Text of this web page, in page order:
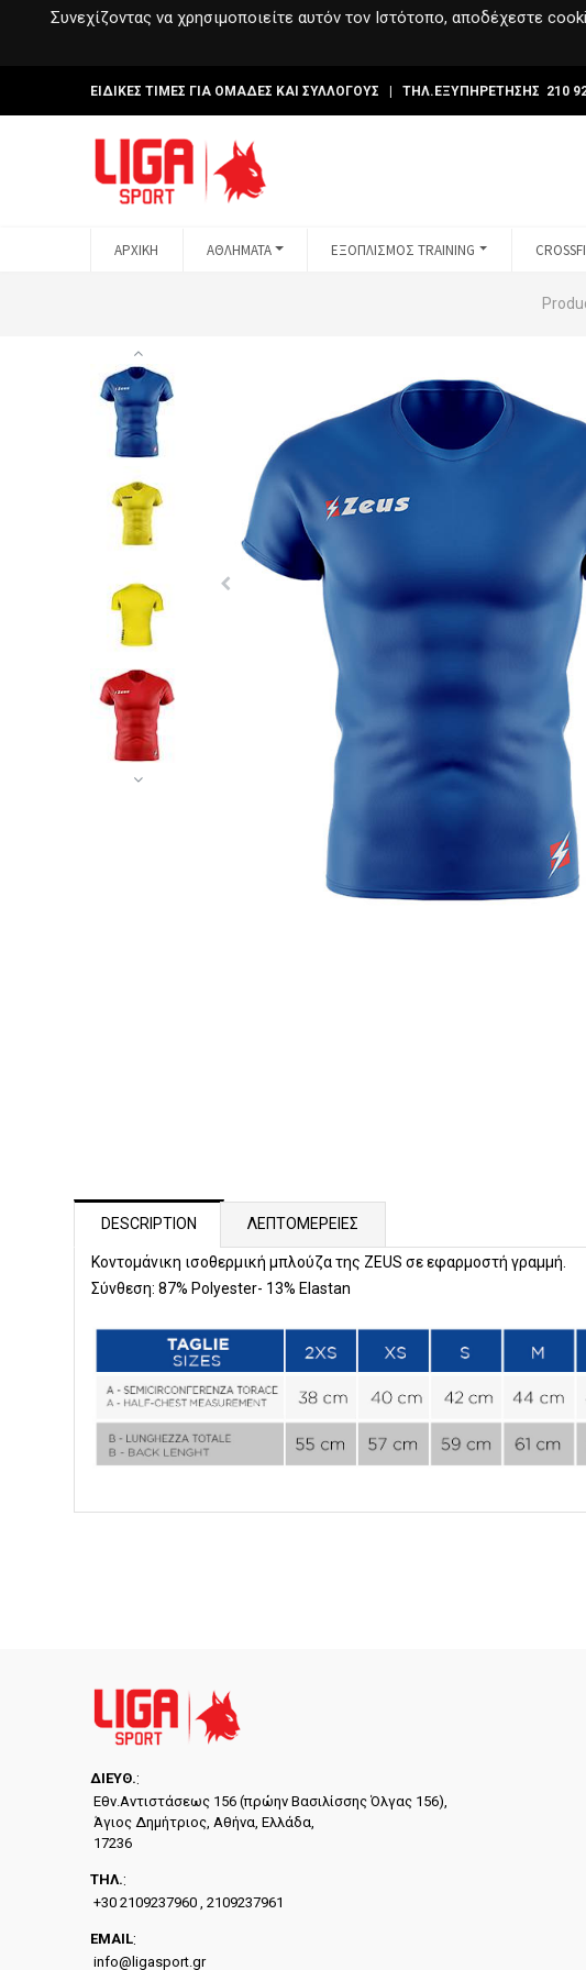
Συνεχίζοντας να χρησιμοποιείτε αυτόν τον Ιστότοπο, αποδέχεστε
ΕΙΔΙΚΕΣ ΤΙΜΕΣ ΓΙΑ ΟΜΑΔΕΣ ΚΑΙ ΣΥΛΛΟΓΟΥΣ | ΤΗΛ.ΕΞΥΠΗΡΕΤΗΣΗΣ 210
ΑΡΧΙΚΗ ΑΘΛΗΜΑΤΑ ΕΞΟΠΛΙΣΜΟΣ TRAINING
DESCRIPTION ΛΕΠΤΟΜΕΡΕΙΕΣ
Κοντομάνικη ισοθερμική μπλούζα της ZEUS σε εφαρμοστή γραμμή.
Σύνθεση: 87% Polyester- 13% Elastan
ΔΙΕYΘ.:
Εθν.Αντιστάσεως 156 (πρώην Βασιλίσσης Όλγας 156),
Άγιος Δημήτριος, Αθήνα, Ελλάδα,
17236
ΤΗΛ.:
+30 2109237960 , 2109237961
EMAIL:
info@ligasport.gr